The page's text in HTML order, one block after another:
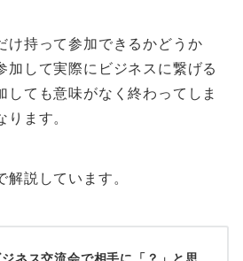
け持って参加できるかどうか
加して実際にビジネスに繋げる
しても意味がなく終わってしま
ます。
説しています。
ジネス交流会で相手に「？」と思